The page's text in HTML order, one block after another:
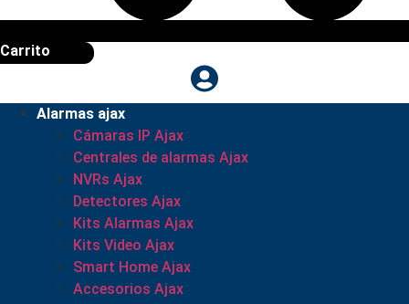
Carrito
Alarmas ajax
Cámaras IP Ajax
Centrales de alarmas Ajax
NVRs Ajax
Detectores Ajax
Kits Alarmas Ajax
Kits Video Ajax
Smart Home Ajax
Accesorios Ajax